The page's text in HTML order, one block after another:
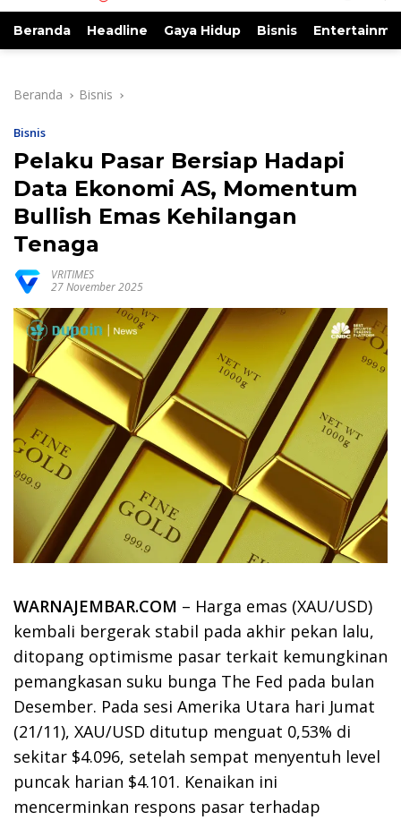
Beranda Headline Gaya Hidup Bisnis
Beranda Bisnis
Bisnis
Pelaku Pasar Bersiap Hadapi
Data Ekonomi AS, Momentum
Bullish Emas Kehilangan
Tenaga
VRITIMES
27 November 2025
WARNAJEMBAR.COM – Harga emas (XAU/USD)
kembali bergerak stabil pada akhir pekan lalu,
ditopang optimisme pasar terkait kemungkinan
pemangkasan suku bunga The Fed pada bulan
Desember. Pada sesi Amerika Utara hari Jumat
(21/11), XAU/USD ditutup menguat 0,53% di
sekitar $4.096, setelah sempat menyentuh level
puncak harian $4.101. Kenaikan ini
mencerminkan respons pasar terhadap